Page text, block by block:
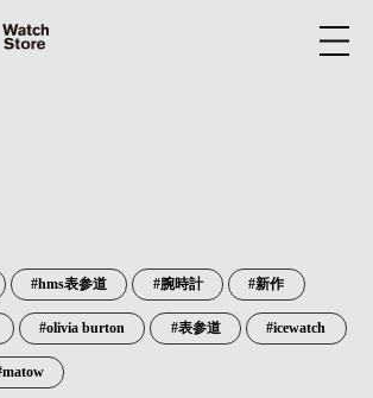
hms表参道 腕時計 新作
olivia burton 表参道 icewatch
matow